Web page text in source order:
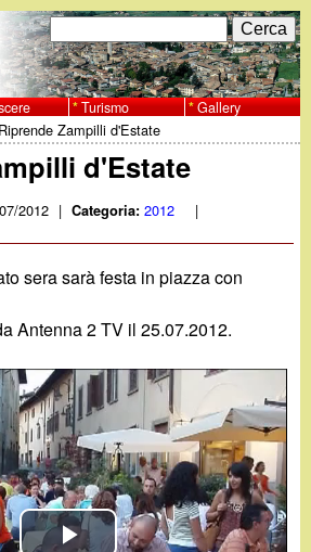
F
o
r
m
d
i
i
c
e
r
c
C
e
r
c
a
Turismo Gallery
Riprende Zampilli d'Estate
d'Estate
2012 | Categoria:2012 |
sera sarà festa in piazza con
Antenna 2 TV il 25.07.2012.